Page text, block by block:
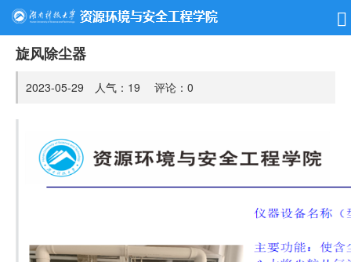
旋风除尘器
2023-05-29 人气： 19 评论： 0